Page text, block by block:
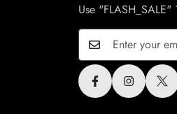
Use